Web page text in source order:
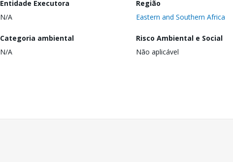
Entidade Executora
N/A
Região
Eastern and Southern Africa
Categoria ambiental
N/A
Risco Ambiental e Social
Não aplicável